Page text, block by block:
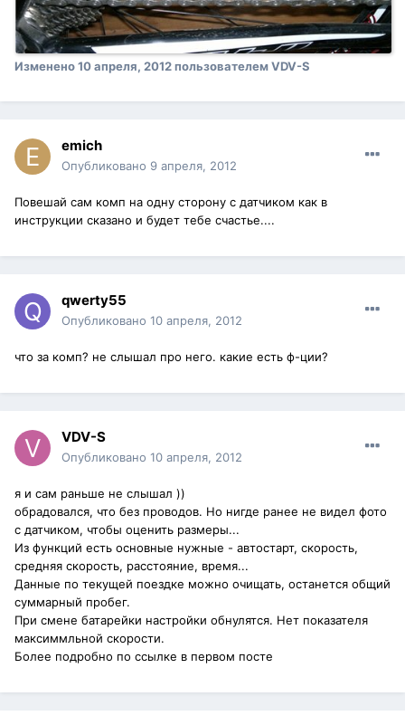
Изменено10 апреля, 2012пользователем VDV-S
emich
Опубликовано 9 апреля, 2012
Повешай сам комп на одну сторону с датчиком как в
инструкции сказано и будет тебе счастье....
qwerty55
Опубликовано 10 апреля, 2012
что за комп? не слышал про него. какие есть ф-ции?
VDV-S
Опубликовано 10 апреля, 2012
я и сам раньше не слышал ))
обрадовался, что без проводов. Но нигде ранее не видел фото
с датчиком, чтобы оценить размеры...
Из функций есть основные нужные - автостарт, скорость,
средняя скорость, расстояние, время...
Данные по текущей поездке можно очищать, останется общий
суммарный пробег.
При смене батарейки настройки обнулятся. Нет показателя
максиммльной скорости.
Более подробно по ссылке в первом посте